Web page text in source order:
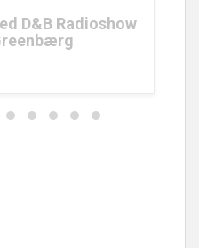
D&B Radioshow